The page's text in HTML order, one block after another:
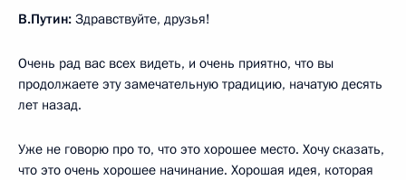
В.Путин: Здравствуйте, друзья!
Очень рад вас всех видеть, и очень приятно, что вы
продолжаете эту замечательную традицию, начатую десять
лет назад.
Уже не говорю про то, что это хорошее место. Хочу сказать,
что это очень хорошее начинание. Хорошая идея, которая